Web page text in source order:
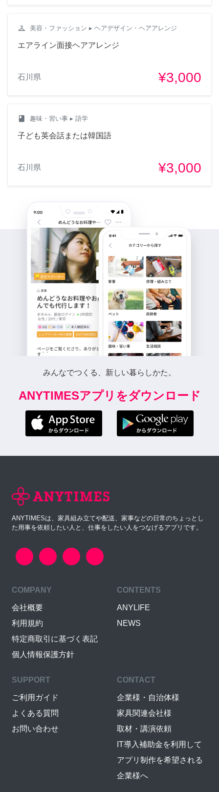
checkroom 美容・ファッション ▸ ヘアデザイン・ヘアアレンジ
エアライン面接ヘアアレンジ
石川県 ¥3,000
class 趣味・習い事 ▸ 語学
子ども英会話または韓国語
石川県 ¥3,000
みんなでつくる、新しい暮らしかた。
ANYTIMESアプリをダウンロード
ANYTIMESは、家具組み立てや配送、家事などの日常のちょっとし
た用事を依頼したい人と、仕事をしたい人をつなげるアプリです。
COMPANY
会社概要
利用規約
特定商取引に基づく表記
個人情報保護方針
CONTENTS
ANYLIFE
NEWS
SUPPORT
ご利用ガイド
よくある質問
お問い合わせ
CONTACT
企業様・自治体様
家具関連会社様
取材・講演依頼
IT導入補助金を利用して
アプリ制作を希望される
企業様へ